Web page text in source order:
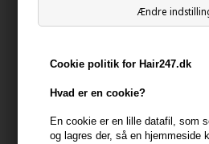
Ændre
Cookie politik for Hair247.dk
Hvad er en cookie?
En cookie er en lille datafil, som
og lagres der, så en hjemmeside
Innersense Organic Beauty
+
På lager- Leveringstid 1-2 dage